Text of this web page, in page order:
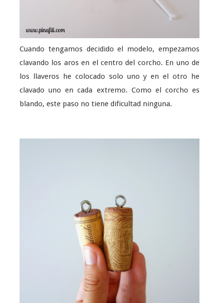
Cuando tengamos decidido el modelo, empezamos
clavando los aros en el centro del corcho. En uno de
los llaveros he colocado solo uno y en el otro he
clavado uno en cada extremo. Como el corcho es
blando, este paso no tiene dificultad ninguna.